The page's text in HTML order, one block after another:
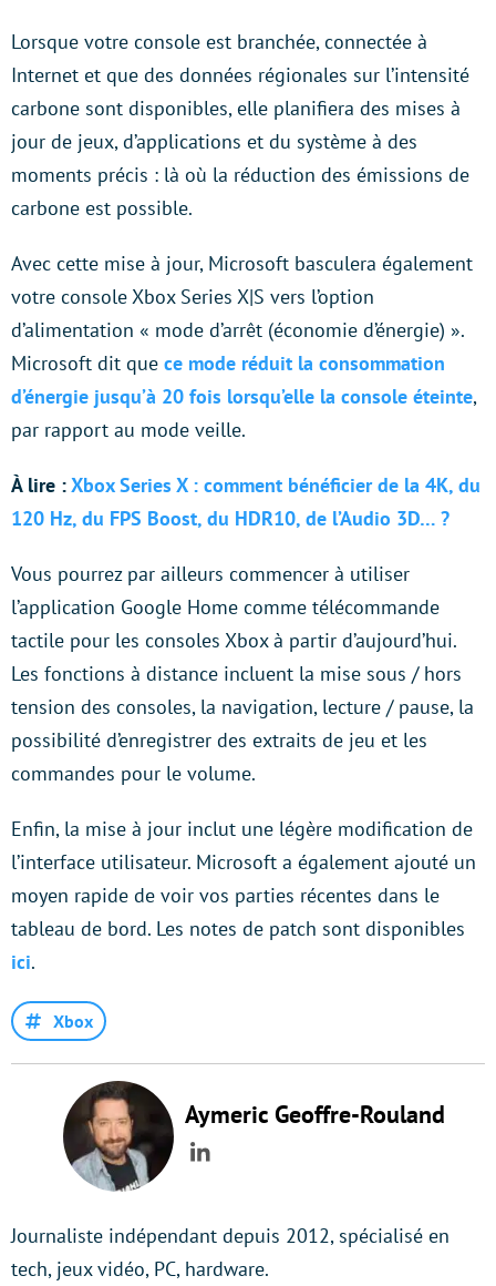
Lorsque votre console est branchée, connectée à
Internet et que des données régionales sur l’intensité
carbone sont disponibles, elle planifiera des mises à
jour de jeux, d’applications et du système à des
moments précis : là où la réduction des émissions de
carbone est possible.
Avec cette mise à jour, Microsoft basculera également
votre console Xbox Series X|S vers l’option
d’alimentation « mode d’arrêt (économie d’énergie) ».
Microsoft dit que ce mode réduit la consommation
d’énergie jusqu’à 20 fois lorsqu’elle la console éteinte,
par rapport au mode veille.
À lire :Xbox Series X : comment bénéficier de la 4K, du
120 Hz, du FPS Boost, du HDR10, de l’Audio 3D… ?
Vous pourrez par ailleurs commencer à utiliser
l’application Google Home comme télécommande
tactile pour les consoles Xbox à partir d’aujourd’hui.
Les fonctions à distance incluent la mise sous / hors
tension des consoles, la navigation, lecture / pause, la
possibilité d’enregistrer des extraits de jeu et les
commandes pour le volume.
Enfin, la mise à jour inclut une légère modification de
l’interface utilisateur. Microsoft a également ajouté un
moyen rapide de voir vos parties récentes dans le
tableau de bord. Les notes de patch sont disponibles
ici.
Xbox
Aymeric Geoffre-Rouland
LinkedIn
Journaliste indépendant depuis 2012, spécialisé en
tech, jeux vidéo, PC, hardware.